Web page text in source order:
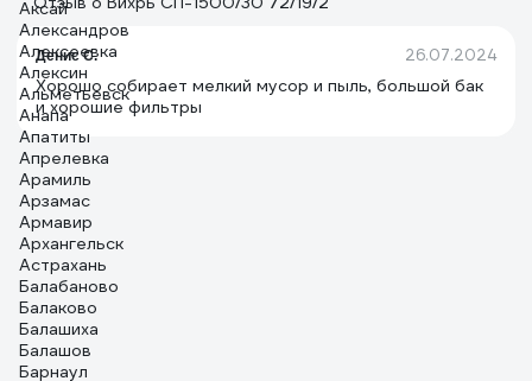
Денис С. 26.07.2024
Хорошо собирает мелкий мусор и пыль, большой бак
и хорошие фильтры
Аксай
Александров
Алексеевка
Алексин
Альметьевск
Анапа
Апатиты
Апрелевка
Арамиль
Арзамас
Армавир
Архангельск
Астрахань
Балабаново
Балаково
Балашиха
Балашов
Барнаул